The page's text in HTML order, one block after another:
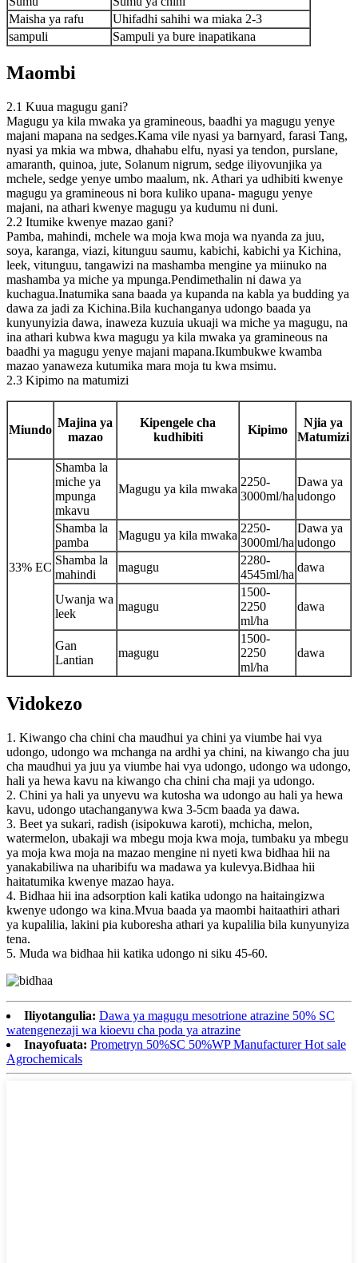
Maisha ya rafu
Uhifadhi sahihi wa miaka 2-3
sampuli
Sampuli ya bure inapatikana
Maombi
2.1 Kuua magugu gani?
Magugu ya kila mwaka ya gramineous, baadhi ya magugu yenye
majani mapana na sedges.Kama vile nyasi ya barnyard, farasi Tang,
nyasi ya mkia wa mbwa, dhahabu elfu, nyasi ya tendon, purslane,
amaranth, quinoa, jute, Solanum nigrum, sedge iliyovunjika ya
mchele, sedge yenye umbo maalum, nk. Athari ya udhibiti kwenye
magugu ya gramineous ni bora kuliko upana- magugu yenye
majani, na athari kwenye magugu ya kudumu ni duni.
2.2 Itumike kwenye mazao gani?
Pamba, mahindi, mchele wa moja kwa moja wa nyanda za juu,
soya, karanga, viazi, kitunguu saumu, kabichi, kabichi ya Kichina,
leek, vitunguu, tangawizi na mashamba mengine ya miinuko na
mashamba ya miche ya mpunga.Pendimethalin ni dawa ya
kuchagua.Inatumika sana baada ya kupanda na kabla ya budding ya
dawa za jadi za Kichina.Bila kuchanganya udongo baada ya
kunyunyizia dawa, inaweza kuzuia ukuaji wa miche ya magugu, na
ina athari kubwa kwa magugu ya kila mwaka ya gramineous na
baadhi ya magugu yenye majani mapana.Ikumbukwe kwamba
mazao yanaweza kutumika mara moja tu kwa msimu.
2.3 Kipimo na matumizi
Miundo
Majina ya
mazao
Kipengele cha
kudhibiti
Kipimo
Njia ya
Matumizi
33% EC
Shamba la
miche ya
mpunga
mkavu
Magugu ya kila mwaka
2250-
3000ml/ha
Dawa ya
udongo
Shamba la
pamba
Magugu ya kila mwaka
2250-
3000ml/ha
Dawa ya
udongo
Shamba la
mahindi
magugu
2280-
4545ml/ha
dawa
Uwanja wa
leek
magugu
1500-
2250
ml/ha
dawa
Gan
Lantian
magugu
1500-
2250
ml/ha
dawa
Vidokezo
1. Kiwango cha chini cha maudhui ya chini ya viumbe hai vya
udongo, udongo wa mchanga na ardhi ya chini, na kiwango cha juu
cha maudhui ya juu ya viumbe hai vya udongo, udongo wa udongo,
hali ya hewa kavu na kiwango cha chini cha maji ya udongo.
2. Chini ya hali ya unyevu wa kutosha wa udongo au hali ya hewa
kavu, udongo utachanganywa kwa 3-5cm baada ya dawa.
3. Beet ya sukari, radish (isipokuwa karoti), mchicha, melon,
watermelon, ubakaji wa mbegu moja kwa moja, tumbaku ya mbegu
ya moja kwa moja na mazao mengine ni nyeti kwa bidhaa hii na
yanakabiliwa na uharibifu wa madawa ya kulevya.Bidhaa hii
haitatumika kwenye mazao haya.
4. Bidhaa hii ina adsorption kali katika udongo na haitaingizwa
kwenye udongo wa kina.Mvua baada ya maombi haitaathiri athari
ya kupalilia, lakini pia kuboresha athari ya kupalilia bila kunyunyiza
tena.
5. Muda wa bidhaa hii katika udongo ni siku 45-60.
Iliyotangulia: Dawa ya magugu mesotrione atrazine 50% SC
watengenezaji wa kioevu cha poda ya atrazine
Inayofuata: Prometryn 50%SC 50%WP Manufacturer Hot sale
Agrochemicals